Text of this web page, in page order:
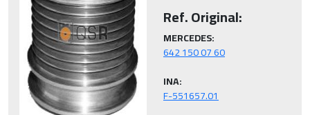
Ref. Original:
MERCEDES:
INA: